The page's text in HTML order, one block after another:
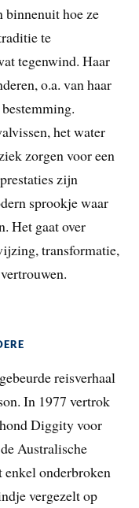
binnenuit hoe ze
te
tegenwind. Haar
o.a. van haar
het water
zorgen voor een
zijn
sprookje waar
Het gaat over
transformatie,
reisverhaal
In 1977 vertrok
Diggity voor
Australische
enkel onderbroken
vergezelt op